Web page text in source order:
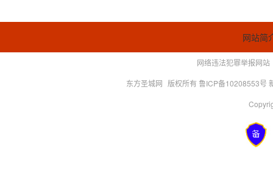
网站简
网络违法犯罪举报网站
东方圣城网 版权所有 鲁ICP备10208553号